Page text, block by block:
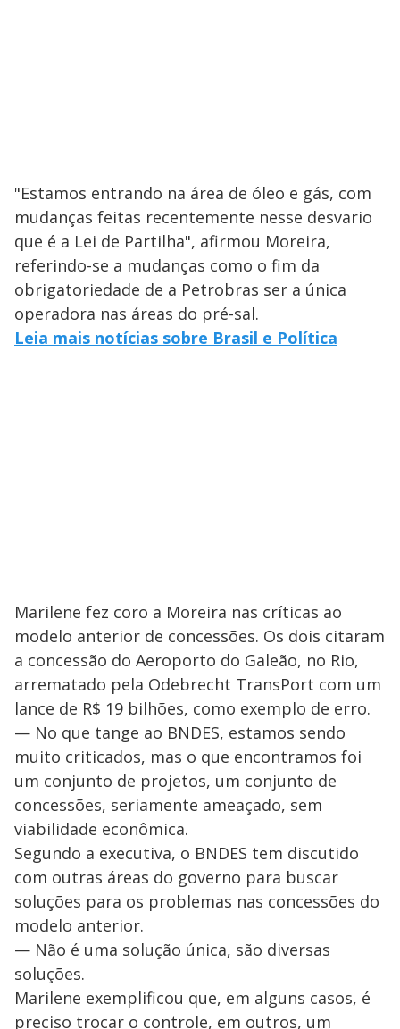
"Estamos entrando na área de óleo e gás, com
mudanças feitas recentemente nesse desvario
que é a Lei de Partilha", afirmou Moreira,
referindo-se a mudanças como o fim da
obrigatoriedade de a Petrobras ser a única
operadora nas áreas do pré-sal.
Leia mais notícias sobre Brasil e Política
Marilene fez coro a Moreira nas críticas ao
modelo anterior de concessões. Os dois citaram
a concessão do Aeroporto do Galeão, no Rio,
arrematado pela Odebrecht TransPort com um
lance de R$ 19 bilhões, como exemplo de erro.
— No que tange ao BNDES, estamos sendo
muito criticados, mas o que encontramos foi
um conjunto de projetos, um conjunto de
concessões, seriamente ameaçado, sem
viabilidade econômica.
Segundo a executiva, o BNDES tem discutido
com outras áreas do governo para buscar
soluções para os problemas nas concessões do
modelo anterior.
— Não é uma solução única, são diversas
soluções.
Marilene exemplificou que, em alguns casos, é
preciso trocar o controle, em outros, um